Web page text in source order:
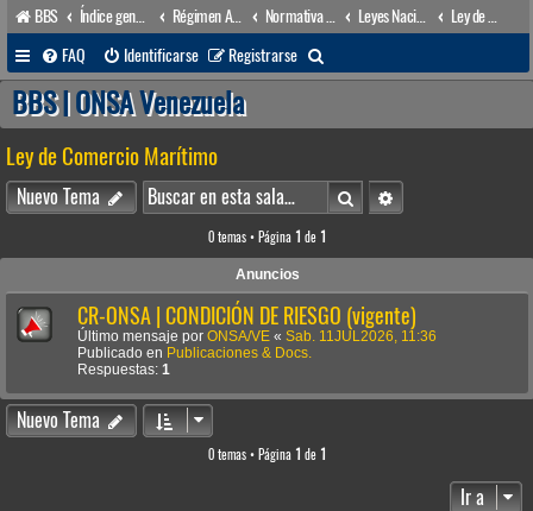
BBS Índice general Régimen Acuático venezolano Leyes Nacionales
FAQ
Identificarse Registrarse
u
a
r
BBS | ONSA Venezuela
Ley de Comercio Marítimo
Nuevo Tema BuscarBúsqueda avanzada
0 temas • Página 1 de 1
Anuncios
CR-ONSA | CONDICIÓN DE RIESGO (vigente)
Último mensaje por ONSA/VE « Sab. 11JUL2026, 11:36
Publicado en Publicaciones & Docs.
Respuestas: 1
Nuevo Tema
0 temas • Página 1 de 1
Ir a